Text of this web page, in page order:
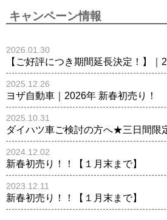
キャンペーン情報
2026.01.30
【ご好評につき期間延長決定！】｜
2025.12.26
ヨザ自動車｜2026年 新春初売り！
2025.10.31
ダイハツ車ご検討の方へ★三日間限
2024.12.02
新春初売り！！【１月末まで】
2023.12.11
新春初売り！！【１月末まで】